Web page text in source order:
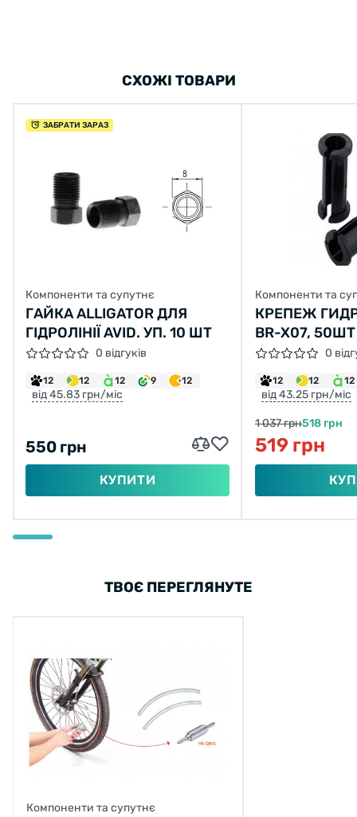
СХОЖІ ТОВАРИ
ЗАБРАТИ ЗАРАЗ
Компоненти та супутнє
ГАЙКА ALLIGATOR ДЛЯ
ГІДРОЛІНІЇ AVID. УП. 10 ШТ
0 відгуків
12 12 12 9 12
від 45.83 грн/міс
550 грн
КУПИТИ
Компоненти та
КРЕПЕЖ
BR-X07, 50ШТ
0
12 12 12
від 43.25 грн/міс
1 037 грн518 грн
519 грн
ТВОЄ ПЕРЕГЛЯНУТЕ
Компоненти та супутнє